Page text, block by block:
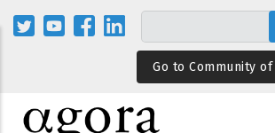
Aller
au
Go to Community